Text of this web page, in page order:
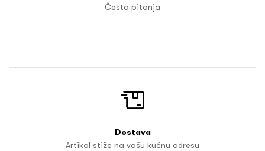
Česta pitanja
Dostava
Artikal stiže na vašu kućnu adresu